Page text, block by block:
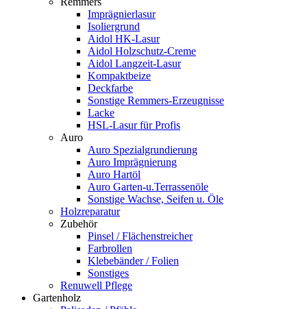
Imprägnierlasur
Isoliergrund
Aidol HK-Lasur
Aidol Holzschutz-Creme
Aidol Langzeit-Lasur
Kompaktbeize
Deckfarbe
Sonstige Remmers-Erzeugnisse
Lacke
HSL-Lasur für Profis
Auro
Auro Spezialgrundierung
Auro Imprägnierung
Auro Hartöl
Auro Garten-u.Terrassenöle
Sonstige Wachse, Seifen u. Öle
Holzreparatur
Zubehör
Pinsel / Flächenstreicher
Farbrollen
Klebebänder / Folien
Sonstiges
Renuwell Pflege
Gartenholz